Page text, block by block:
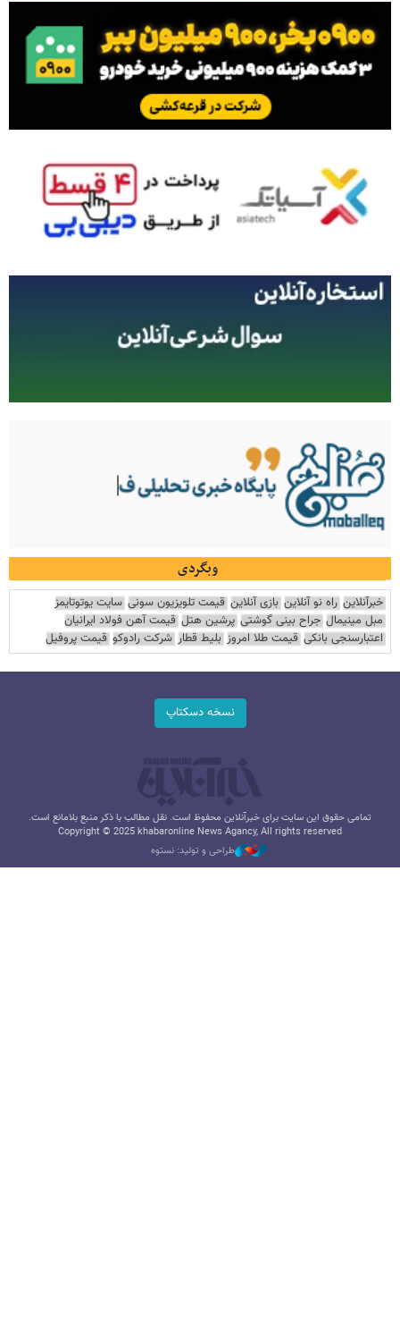
وبگردی
خبرآنلاین راه نو آنلاین بازی آنلاین قیمت تلویزیون سونی سایت یوتوتایمز
مبل مینیمال جراح بینی گوشتی پرشین هتل قیمت آهن فولاد ایرانیان
اعتبارسنجی بانکی قیمت طلا امروز بلیط قطار شرکت رادوکو قیمت پروفیل
نسخه دسکتاپ
تمامی حقوق این سایت برای خبرآنلاین محفوظ است. نقل مطالب با ذکر منبع بلامانع است.
Copyright © 2025 khabaronline News Agancy, All rights reserved
طراحی و تولید: نستوه